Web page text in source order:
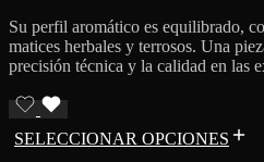
Su perfil aromático es equilibrado,
matices herbales y terrosos. Una
precisión técnica y la calidad en las
SELECCIONAR OPCIONES